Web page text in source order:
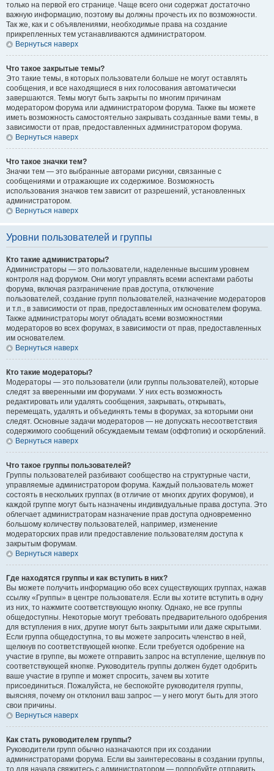
только на первой его странице. Чаще всего они содержат достаточно
важную информацию, поэтому вы должны прочесть их по возможности.
Так же, как и с объявлениями, необходимые права на создание
прикрепленных тем устанавливаются администратором.
Вернуться наверх
Что такое закрытые темы?
Это такие темы, в которых пользователи больше не могут оставлять
сообщения, и все находящиеся в них голосования автоматически
завершаются. Темы могут быть закрыты по многим причинам
модератором форума или администратором форума. Также вы можете
иметь возможность самостоятельно закрывать созданные вами темы, в
зависимости от прав, предоставленных администратором форума.
Вернуться наверх
Что такое значки тем?
Значки тем — это выбранные авторами рисунки, связанные с
сообщениями и отражающие их содержимое. Возможность
использования значков тем зависит от разрешений, установленных
администратором.
Вернуться наверх
Уровни пользователей и группы
Кто такие администраторы?
Администраторы — это пользователи, наделенные высшим уровнем
контроля над форумом. Они могут управлять всеми аспектами работы
форума, включая разграничение прав доступа, отключение
пользователей, создание групп пользователей, назначение модераторов
и т.п., в зависимости от прав, предоставленных им основателем форума.
Также администраторы могут обладать всеми возможностями
модераторов во всех форумах, в зависимости от прав, предоставленных
им основателем.
Вернуться наверх
Кто такие модераторы?
Модераторы — это пользователи (или группы пользователей), которые
следят за вверенными им форумами. У них есть возможность
редактировать или удалять сообщения, закрывать, открывать,
перемещать, удалять и объединять темы в форумах, за которыми они
следят. Основные задачи модераторов — не допускать несоответствия
содержимого сообщений обсуждаемым темам (оффтопик) и оскорблений.
Вернуться наверх
Что такое группы пользователей?
Группы пользователей разбивают сообщество на структурные части,
управляемые администратором форума. Каждый пользователь может
состоять в нескольких группах (в отличие от многих других форумов), и
каждой группе могут быть назначены индивидуальные права доступа. Это
облегчает администраторам назначение прав доступа одновременно
большому количеству пользователей, например, изменение
модераторских прав или предоставление пользователям доступа к
закрытым форумам.
Вернуться наверх
Где находятся группы и как вступить в них?
Вы можете получить информацию обо всех существующих группах, нажав
ссылку «Группы» в центре пользователя. Если вы хотите вступить в одну
из них, то нажмите соответствующую кнопку. Однако, не все группы
общедоступны. Некоторые могут требовать предварительного одобрения
для вступления в них, другие могут быть закрытыми или даже скрытыми.
Если группа общедоступна, то вы можете запросить членство в ней,
щелкнув по соответствующей кнопке. Если требуется одобрение на
участие в группе, вы можете отправить запрос на вступление, щелкнув по
соответствующей кнопке. Руководитель группы должен будет одобрить
ваше участие в группе и может спросить, зачем вы хотите
присоединиться. Пожалуйста, не беспокойте руководителя группы,
выясняя, почему он отклонил ваш запрос — у него могут быть для этого
свои причины.
Вернуться наверх
Как стать руководителем группы?
Руководители групп обычно назначаются при их создании
администраторами форума. Если вы заинтересованы в создании группы,
то для начала свяжитесь с администратором — попробуйте отправить